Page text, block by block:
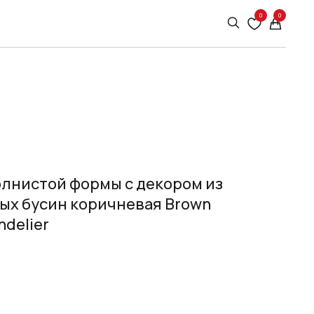
0 0
формы с декором из
бусин коричневая Brown